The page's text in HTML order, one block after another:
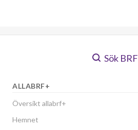
Sök BRF
ALLABRF+
Översikt allabrf+
Hemnet